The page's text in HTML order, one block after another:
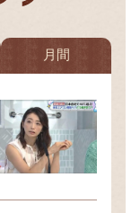
？～
月間